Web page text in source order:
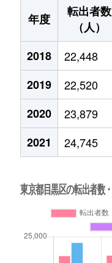
年度
転出者数
（人）
2018
22,448
2019
22,520
2020
23,879
2021
24,745